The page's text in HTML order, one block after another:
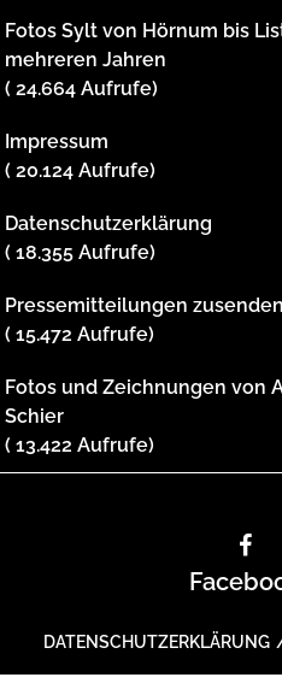
Fotos Sylt von Hörnum bis
mehreren Jahren
( 24.664 Aufrufe)
Impressum
( 20.124 Aufrufe)
Datenschutzerklärung
( 18.355 Aufrufe)
Pressemitteilungen zusenden
( 15.472 Aufrufe)
Fotos und Zeichnungen von
Schier
( 13.422 Aufrufe)
DATENSCHUTZERKLÄRUNG